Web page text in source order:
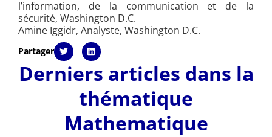
l’information, de la communication et de la
sécurité, Washington D.C.
Amine Iggidr, Analyste, Washington D.C.
Partager
Derniers articles dans la
thématique
Mathematique